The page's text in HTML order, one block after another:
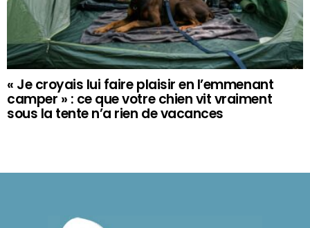
« Je croyais lui faire plaisir en l’emmenant
camper » : ce que votre chien vit vraiment
sous la tente n’a rien de vacances